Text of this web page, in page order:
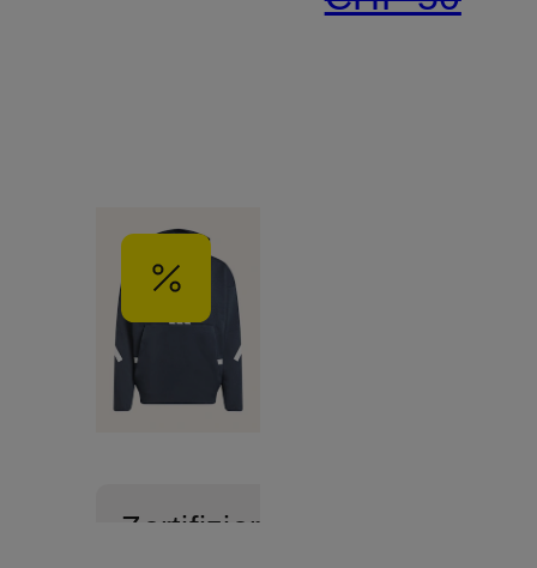
Zertifiziert